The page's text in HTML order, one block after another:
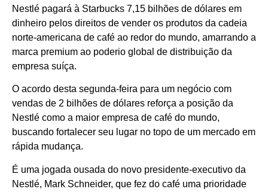
Nestlé pagará à Starbucks 7,15 bilhões de dólares em
dinheiro pelos direitos de vender os produtos da cadeia
norte-americana de café ao redor do mundo, amarrando a
marca premium ao poderio global de distribuição da
empresa suíça.
O acordo desta segunda-feira para um negócio com
vendas de 2 bilhões de dólares reforça a posição da
Nestlé como a maior empresa de café do mundo,
buscando fortalecer seu lugar no topo de um mercado em
rápida mudança.
É uma jogada ousada do novo presidente-executivo da
Nestlé, Mark Schneider, que fez do café uma prioridade